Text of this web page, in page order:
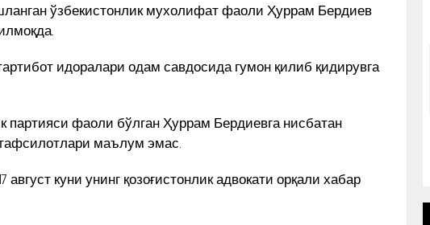
ўзбекистонлик мухолифат фаоли Ҳуррам Бердиев
идоралари одам савдосида гумон қилиб қидирувга
партияси фаоли бўлган Ҳуррам Бердиевга нисбатан
маълум эмас.
август куни унинг қозоғистонлик адвокати орқали хабар